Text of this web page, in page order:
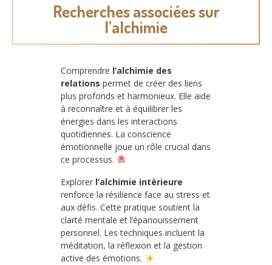
Recherches associées sur
l’alchimie
Comprendre l’alchimie des
relations permet de créer des liens
plus profonds et harmonieux. Elle aide
à reconnaître et à équilibrer les
énergies dans les interactions
quotidiennes. La conscience
émotionnelle joue un rôle crucial dans
ce processus.
Explorer l’alchimie intérieure
renforce la résilience face au stress et
aux défis. Cette pratique soutient la
clarté mentale et l’épanouissement
personnel. Les techniques incluent la
méditation, la réflexion et la gestion
active des émotions.